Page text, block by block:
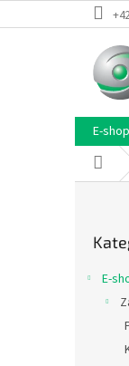
na
E-shop
E-